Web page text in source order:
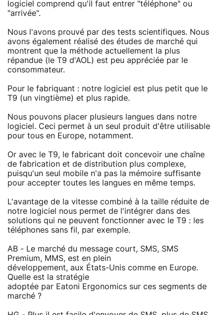
logiciel comprend qu'il faut entrer "téléphone" ou
"arrivée".
Nous l'avons prouvé par des tests scientifiques. Nous
avons également réalisé des études de marché qui
montrent que la méthode actuellement la plus
répandue (le T9 d'AOL) est peu appréciée par le
consommateur.
Pour le fabriquant : notre logiciel est plus petit que le
T9 (un vingtième) et plus rapide.
Nous pouvons placer plusieurs langues dans notre
logiciel. Ceci permet à un seul produit d'être utilisable
pour tous en Europe, notamment.
Or avec le T9, le fabricant doit concevoir une chaîne
de fabrication et de distribution plus complexe,
puisqu'un seul mobile n'a pas la mémoire suffisante
pour accepter toutes les langues en même temps.
L'avantage de la vitesse combiné à la taille réduite de
notre logiciel nous permet de l'intégrer dans des
solutions qui ne peuvent fonctionner avec le T9 : les
téléphones sans fil, par exemple.
AB - Le marché du message court, SMS, SMS
Premium, MMS, est en plein
développement, aux États-Unis comme en Europe.
Quelle est la stratégie
adoptée par Eatoni Ergonomics sur ces segments de
marché ?